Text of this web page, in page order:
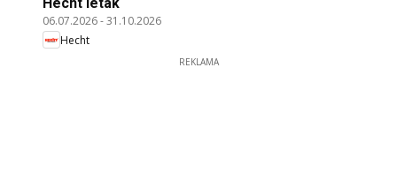
Hecht leták
06.07.2026-31.10.2026
Hecht
REKLAMA